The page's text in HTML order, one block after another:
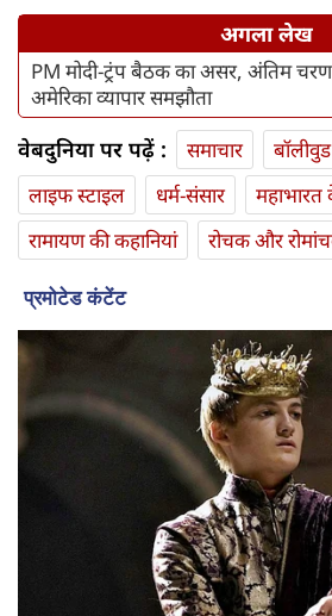
अगला लेख
PM मोदी-ट्रंप बैठक का असर, अंतिम
अमेरिका व्यापार समझौता
वेबदुनिया पर पढ़ें : समाचार बॉलीवुड
लाइफ स्‍टाइल
धर्म-संसार
रामायण की कहानियां
रोचक और